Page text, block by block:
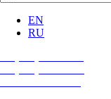
EN
RU